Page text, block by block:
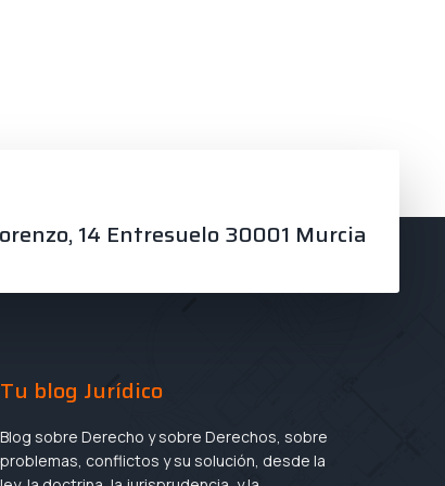
14 Entresuelo 30001 Murcia
Tu blog Jurídico
Blog sobre Derecho y sobre Derechos, sobre
problemas, conflictos y su solución, desde la